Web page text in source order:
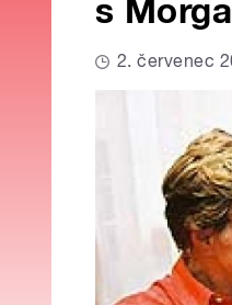
s
2. červenec